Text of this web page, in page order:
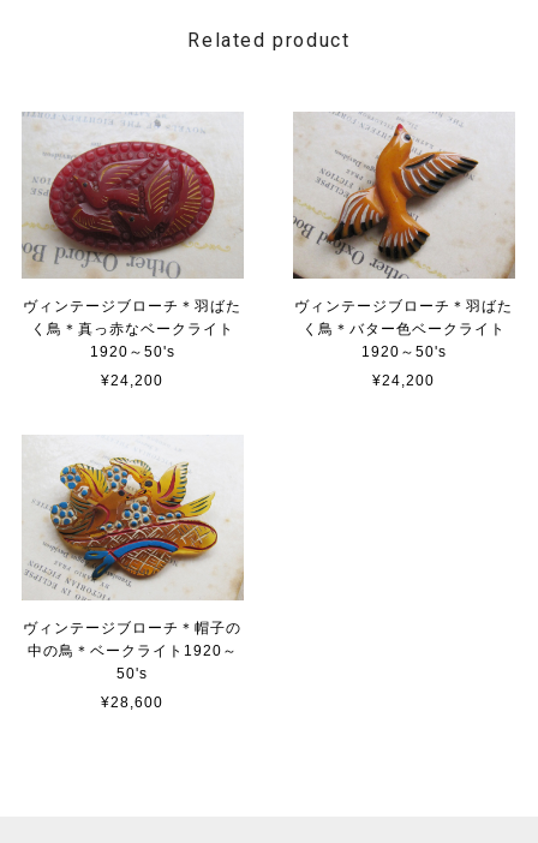
Related product
ヴィンテージブローチ＊羽ばた
く鳥＊真っ赤なベークライト
1920～50's
¥24,200
ヴィンテージブローチ＊羽ばた
く鳥＊バター色ベークライト
1920～50's
¥24,200
ヴィンテージブローチ＊帽子の
中の鳥＊ベークライト1920～
50's
¥28,600